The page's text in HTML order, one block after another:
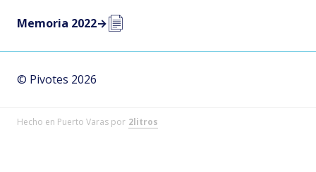
© Pivotes 2026
Memoria 2022→
Hecho en Puerto Varas por 2litros